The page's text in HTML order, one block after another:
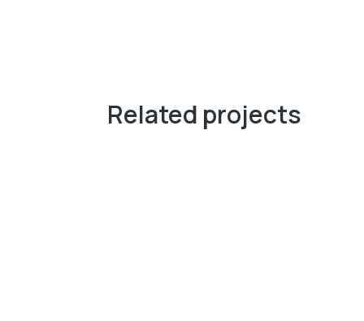
Related projects